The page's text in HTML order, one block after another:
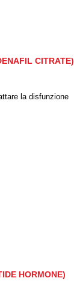
CITRATE)
la disfunzione
HORMONE)